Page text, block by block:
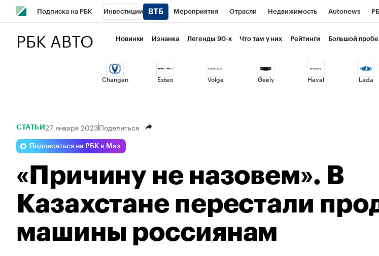
Подписка на РБК Инвестиции Мероприятия Отрасли Недвижимость Autonews
Визионеры
Стиль Крипто РБК Бизнес-среда Дискуссионный клуб Исследования Кредитные рейтинги
Конференции СПб Спецпроекты Проверка контрагентов
РБК АВТО Новинки Изнанка Легенды 90-х Что там у них Рейтинги Большой
Changan Esteo Volga Geely Haval Lada
СТАТЬИ 27 января 2023Поделиться
Подписаться на РБК в Max
«Причину не назовем». В
Казахстане перестали
машины россиянам